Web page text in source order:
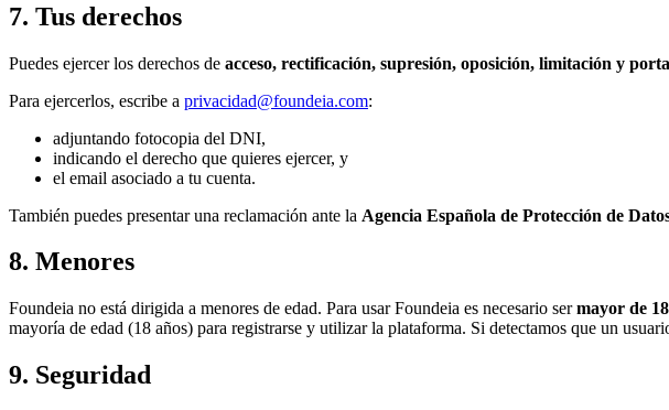
7. Tus derechos
Puedes ejercer los derechos de acceso, rectificación, supresión, oposición, limitación y
Para ejercerlos, escribe a privacidad@foundeia.com:
adjuntando fotocopia del DNI,
indicando el derecho que quieres ejercer, y
el email asociado a tu cuenta.
También puedes presentar una reclamación ante la Agencia Española de Protección de
8. Menores
Foundeia no está dirigida a menores de edad. Para usar Foundeia es necesario sermayor de
mayoría de edad (18 años) para registrarse y utilizar la plataforma. Si detectamos que un
9. Seguridad